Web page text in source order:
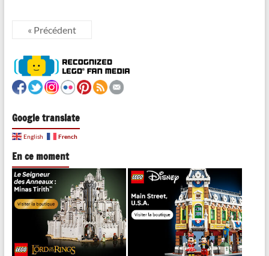
« Précédent
Google translate
English French
En ce moment